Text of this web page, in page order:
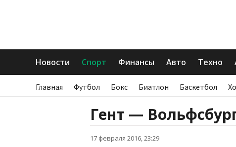
Новости Спорт Финансы Авто Техно
Главная Футбол Бокс Биатлон Баскетбол
Гент —
17 февраля 2016, 23:29